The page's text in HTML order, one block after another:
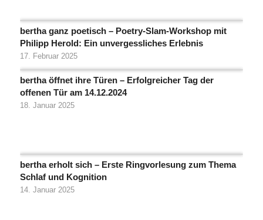
bertha ganz poetisch – Poetry-Slam-Workshop mit
Philipp Herold: Ein unvergessliches Erlebnis
17. Februar 2025
bertha öffnet ihre Türen – Erfolgreicher Tag der
offenen Tür am 14.12.2024
18. Januar 2025
bertha erholt sich – Erste Ringvorlesung zum Thema
Schlaf und Kognition
14. Januar 2025